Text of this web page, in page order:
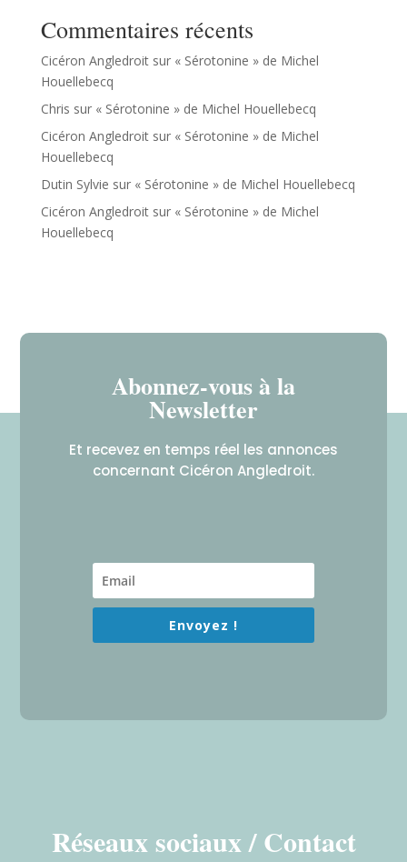
Commentaires récents
Cicéron Angledroitsur « Sérotonine » de Michel
Houellebecq
Chris sur « Sérotonine » de Michel Houellebecq
Cicéron Angledroitsur « Sérotonine » de Michel
Houellebecq
Dutin Sylvie sur « Sérotonine » de Michel Houellebecq
Cicéron Angledroitsur « Sérotonine » de Michel
Houellebecq
Abonnez-vous à la
Newsletter
Et recevez en temps réel les annonces
concernant Cicéron Angledroit.
Envoyez !
Réseaux sociaux / Contact